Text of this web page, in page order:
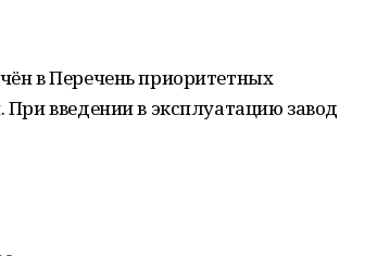
в Перечень приоритетных
введении в эксплуатацию завод